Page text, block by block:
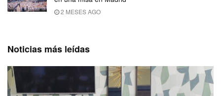
2 MESES AGO
Noticias más leídas